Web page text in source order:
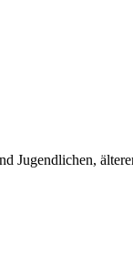
Jugendlichen,